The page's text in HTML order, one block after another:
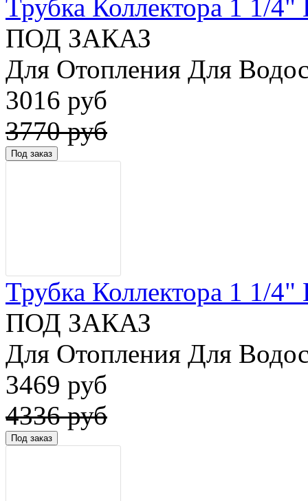
Трубка Коллектора 1 1/
ПОД ЗАКАЗ
Для Отопления Для
3016 руб
3770 руб
Трубка Коллектора 1 1/
ПОД ЗАКАЗ
Для Отопления Для
3469 руб
4336 руб